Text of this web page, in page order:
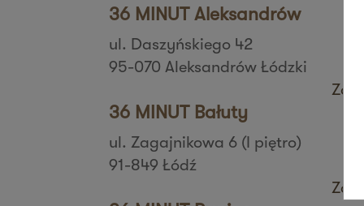
36 MINUT Aleksandrów
ul. Daszyńskiego 42
95-070 Aleksandrów Łódzki
36 MINUT Bałuty
ul. Zagajnikowa 6 (I piętro)
91-849 Łódź